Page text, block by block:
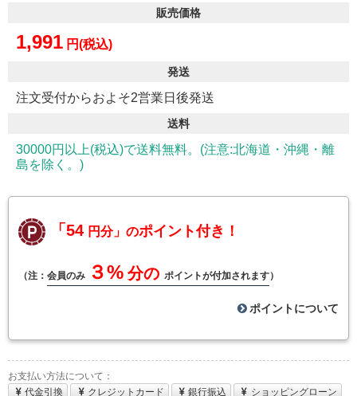
販売価格
1,991 円(税込)
発送
注文受付からおよそ2営業日後発送
送料
30000円以上(税込)で送料無料。(注意:北海道・沖縄・離
島を除く。)
「54 円分」のポイント付き！
（注： 会員のみ ３% 分の ポイントが付加されます）
ポイントについて
お支払い方法について：
代金引換
クレジットカード 銀行振込 ショッピングローン